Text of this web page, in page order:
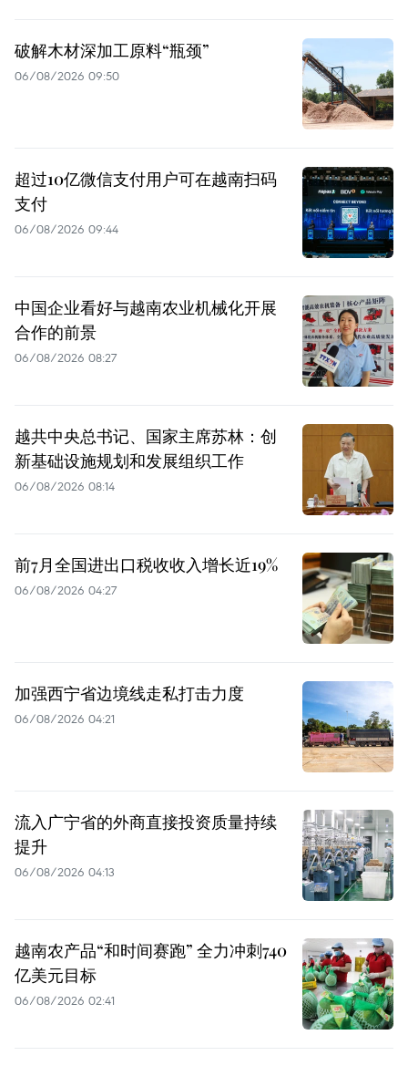
破解木材深加工原料“瓶颈”
06/08/2026 09:50
超过10亿微信支付用户可在越南扫码
支付
06/08/2026 09:44
中国企业看好与越南农业机械化开展
合作的前景
06/08/2026 08:27
越共中央总书记、国家主席苏林：创
新基础设施规划和发展组织工作
06/08/2026 08:14
前7月全国进出口税收收入增长近19%
06/08/2026 04:27
加强西宁省边境线走私打击力度
06/08/2026 04:21
流入广宁省的外商直接投资质量持续
提升
06/08/2026 04:13
越南农产品“和时间赛跑” 全力冲刺740
亿美元目标
06/08/2026 02:41